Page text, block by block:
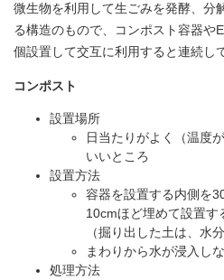
微生物を利用して生ごみを発酵、分
る構造のもので、コンポスト容器や
個設置して交互に利用すると連続し
コンポスト
設置場所
日当たりがよく（温度
いいところ
設置方法
容器を設置する内側を
10cmほど埋めて設置す
（掘り出した土は、水
まわりから水が浸入し
処理方法